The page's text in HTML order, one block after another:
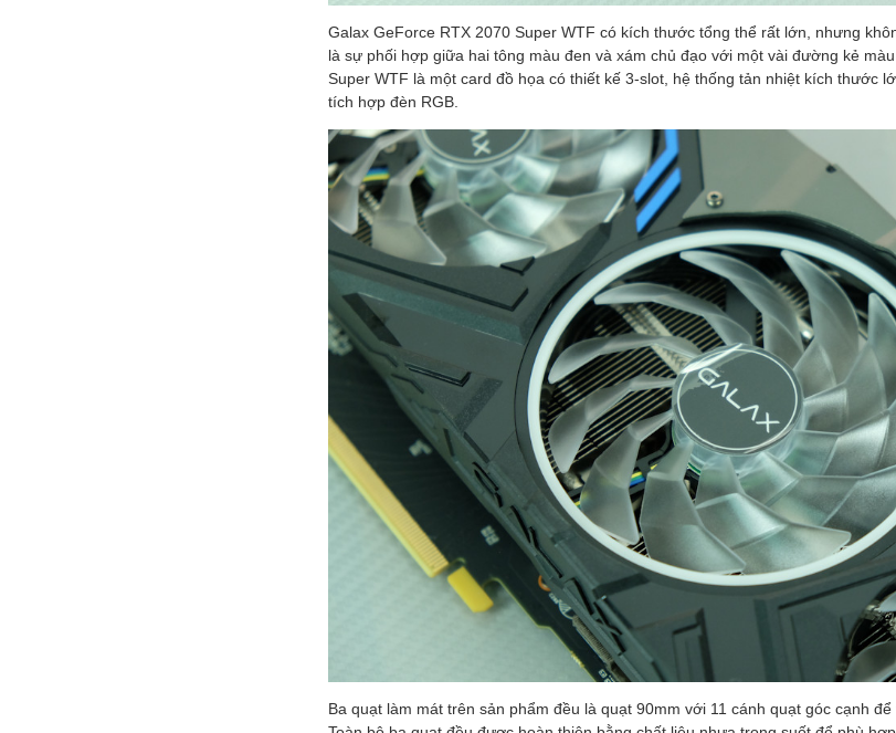
Galax GeForce RTX 2070 Super WTF có kích thước tổng thể rất lớn, nhưng
là sự phối hợp giữa hai tông màu đen và xám chủ đạo với một vài đường kẻ
Super WTF là một card đồ họa có thiết kế 3-slot, hệ thống tản nhiệt kích thước
tích hợp đèn RGB.
Ba quạt làm mát trên sản phẩm đều là quạt 90mm với 11 cánh quạt góc cạnh